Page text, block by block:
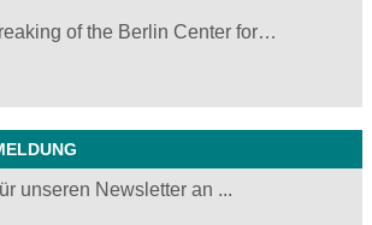
of the Berlin Center for…
unseren Newsletter an ...